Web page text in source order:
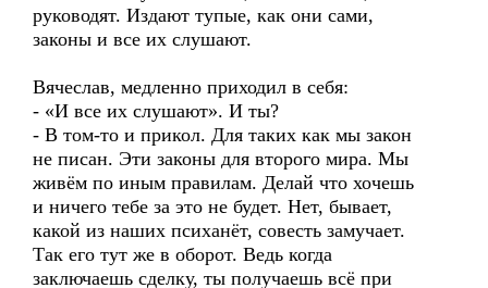
руководят. Издают тупые, как они сами,
законы и все их слушают.
Вячеслав, медленно приходил в себя:
- «И все их слушают». И ты?
- В том-то и прикол. Для таких как мы закон
не писан. Эти законы для второго мира. Мы
живём по иным правилам. Делай что хочешь
и ничего тебе за это не будет. Нет, бывает,
какой из наших психанёт, совесть замучает.
Так его тут же в оборот. Ведь когда
заключаешь сделку, ты получаешь всё при